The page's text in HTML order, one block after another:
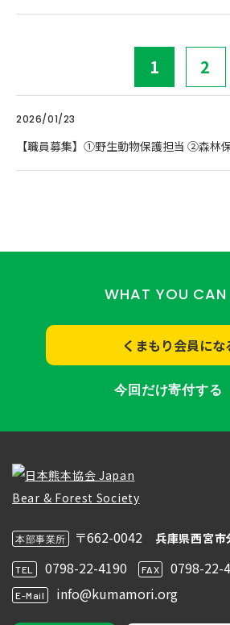
1 2
2026/01/23
【職員募集】①野生動物保護担当 ②森林
WHAT YOU
くまもり会員にな
今回だけ寄付する
本部事業所 〒662-0042 兵庫県西宮
TEL 0798-22-4190 FAX 0798-22-
E-Mail info@kumamori.org